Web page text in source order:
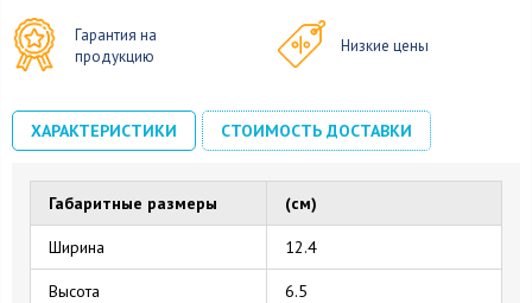
Гарантия на
продукцию
Низкие цены
ХАРАКТЕРИСТИКИ СТОИМОСТЬ ДОСТАВКИ
Габаритные размеры (см)
Ширина 12.4
Высота 6.5